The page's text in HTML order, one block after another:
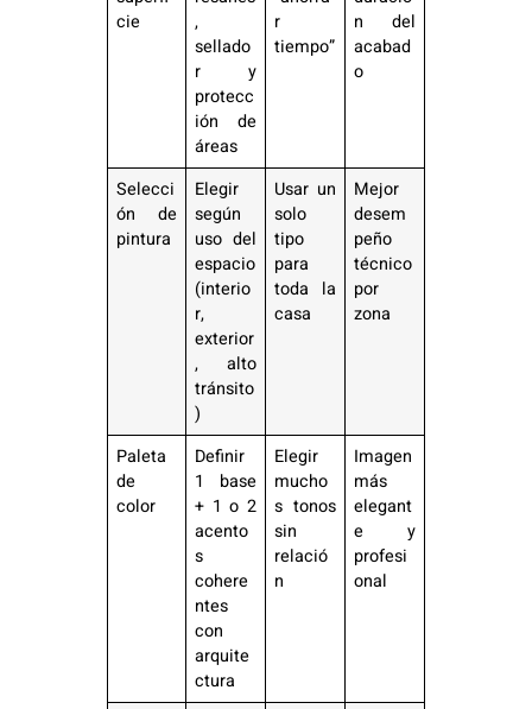
cie
,
sellado
r y
protecc
ión de
áreas
r
tiempo”
n del
acabad
o
Selecci
ón de
pintura
Elegir
según
uso del
espacio
(interio
r,
exterior
, alto
tránsito
)
Usar un
solo
tipo
para
toda la
casa
Mejor
desem
peño
técnico
por
zona
Paleta
de
color
Definir
1 base
+ 1 o 2
acento
s
cohere
ntes
con
arquite
ctura
Elegir
mucho
s tonos
sin
relació
n
Imagen
más
elegant
e y
profesi
onal